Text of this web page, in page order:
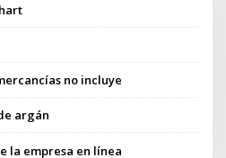
no incluye
argán
la empresa en línea